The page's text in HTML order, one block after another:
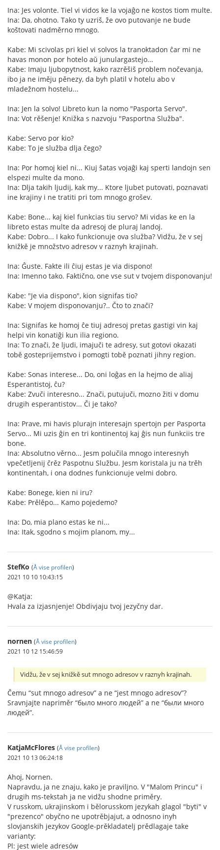
Ina: Jes volonte. Tiel vi vidos ke la vojaĝo ne kostos tiom multe.
Ina: Da, ohotno. Tako ty uzriš, že ovo putovanje ne bude
koštovati nadměrno mnogo.
Kabe: Mi scivolas pri kiel vi solvos la tranoktadon ĉar mi ne
havas monon por hotelo aŭ junulargastejo...
Kabe: Imaju ljubopytnost, kako razrěšiš problem nočevanja,
ibo ja ne iměju pěnezy, da byh platil v hotelu abo v
mladežnom hostelu...
Ina: Jen la solvo! Libreto kun la nomo "Pasporta Servo".
Ina: Vot rěšenje! Knižka s nazvoju "Pasportna Služba".
Kabe: Servo por kio?
Kabe: To je služba dlja čego?
Ina: Por homoj kiel ni... Kiuj ŝatas vojaĝi kaj sperti landojn sen
elspezi multe da mono.
Ina: Dlja takih ljudij, kak my... Ktore ljubet putovati, poznavati
ine krajiny i ne tratiti pri tom mnogo grošev.
Kabe: Bone... kaj kiel funkcias tiu servo? Mi vidas ke en la
libreto estas multe da adresoj de pluraj landoj.
Kabe: Dobro... I kako funkcionuje ova služba? Vidžu, že v sej
knižkě je množstvo adresov v raznyh krajinah.
Ina: Ĝuste. Fakte ili ĉiuj estas je via dispono!
Ina: Imenno tako. Faktično, one vse sut v tvojem disponovanju!
Kabe: "Je via dispono", kion signifas tio?
Kabe: V mojem disponovanju?.. Čto to znači?
Ina: Signifas ke homoj ĉe tiuj adresoj pretas gastigi vin kaj
helpi vin konatiĝi kun ilia regiono.
Ina: To znači, že ljudi, imajuči te adresy, sut gotovi okazati
tobě gosteprijemstvo i pomogti tobě poznati jihny region.
Kabe: Sonas interese... Do, oni loĝas en la hejmo de aliaj
Esperantistoj, ĉu?
Kabe: Zvuči interesno... Znači, putujuči, mozno žiti v domu
drugih esperantistov... Či je tako?
Ina: Prave, mi havis plurajn interesajn spertojn per Pasporta
Servo... Mi uzis ĝin en tri kontinentoj kaj ĝis nun funkciis tre
bone.
Ina: Absolutno věrno... Jesm polučila mnogo interesnyh
vpečetljenij črěz Paspotnu Službu. Jesm koristala ju na trěh
kontinentah, i ona dodnes funkcionuje velmi dobro.
Kabe: Bonege, kien ni iru?
Kabe: Prělěpo... Kamo pojedemo?
Ina: Do, mia plano estas ke ni...
Ina: Itak, sgodno s mojim planom, my...
StefKo (Å vise profilen)
2021 10 10 10:43:15
@Katja:
Hvala za izjasnjenje! Obdivjaju tvoj jezyčny dar.
nornen (Å vise profilen)
2021 10 12 15:46:59
Vidžu, že v sej knižkě sut mnogo adresov v raznyh krajinah.
Čemu “sut mnogo adresov” a ne “jest mnogo adresov”?
Sravnjajte napriměr “было много людей” a ne “были много
людей”.
KatjaMcFlores (Å vise profilen)
2021 10 13 06:24:18
Ahoj, Nornen.
Napravdu, ja ne znaju, kako je praviljno. V "Malom Princu" i
drugih ms-tekstah ja ne vidžu shodne priměry.
V russkom, ukrajinskom i bělorusskom jezykah glagol "byti" v
"prezenco" obyčno ne upotrěbjajut, a odnosno inyh
slovjanskih jezykov Google-prěkladatelj prědlagaje take
varianty:
Pl: jest wiele adresów